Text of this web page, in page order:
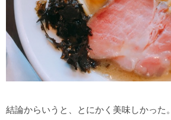
結論からいうと、とにかく美味しかった。